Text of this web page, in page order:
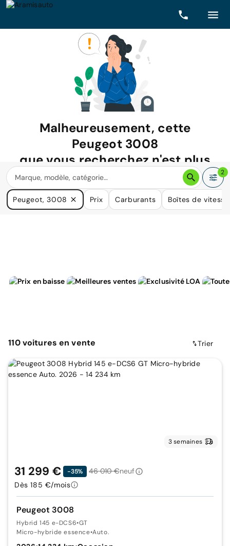
Malheureusement, cette
Peugeot 3008
que vous recherchez n'est plus
disponible.
Nous avons de nombreuses voitures qui pourraient répondre
à vos besoins.
2
Peugeot, 3008 Prix Carburants Boîtes de vitesse
110voituresen vente Trier
3 semaines
Peugeot 3008
Hybrid 145 e-DCS6•GT
Micro-hybride essence•Auto.
31 299 € -35% 46 010 €neuf
Dès 185 €/mois